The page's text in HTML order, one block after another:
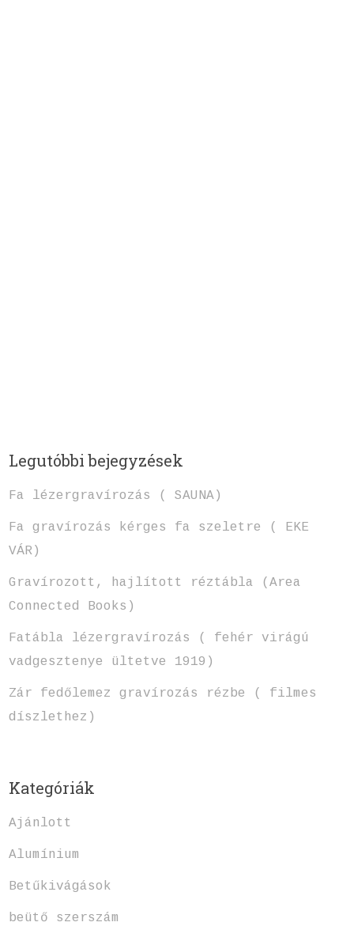
Legutóbbi bejegyzések
Fa lézergravírozás ( SAUNA)
Fa gravírozás kérges fa szeletre ( EKE
VÁR)
Gravírozott, hajlított réztábla (Area
Connected Books)
Fatábla lézergravírozás ( fehér virágú
vadgesztenye ültetve 1919)
Zár fedőlemez gravírozás rézbe ( filmes
díszlethez)
Kategóriák
Ajánlott
Alumínium
Betűkivágások
beütő szerszám